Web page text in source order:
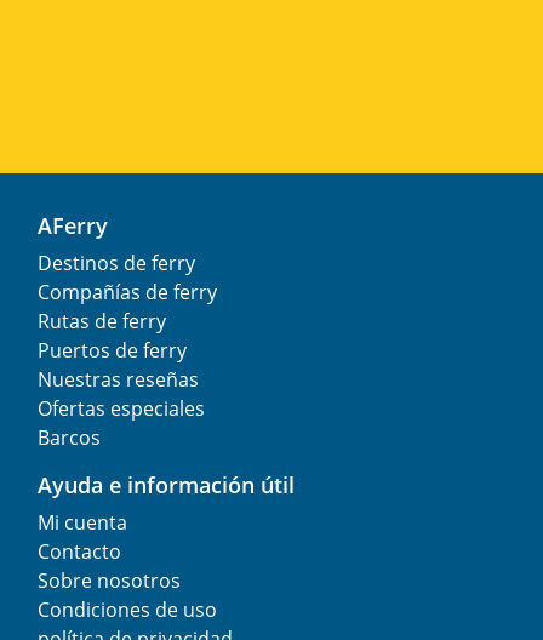
AFerry
Destinos de ferry
Compañías de ferry
Rutas de ferry
Puertos de ferry
Nuestras reseñas
Ofertas especiales
Barcos
Ayuda e información útil
Mi cuenta
Contacto
Sobre nosotros
Condiciones de uso